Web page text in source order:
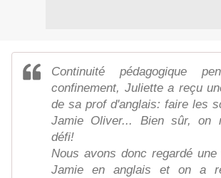
Continuité pédagogique
confinement, Juliette a reçu
de sa prof d'anglais: faire les
Jamie Oliver... Bien sûr, on
défi!
Nous avons donc regardé une
Jamie en anglais et on a